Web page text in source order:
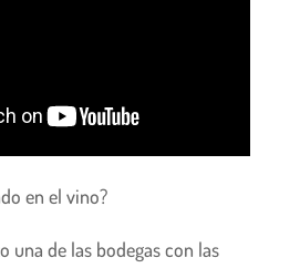
en el vino?
una de las bodegas con las